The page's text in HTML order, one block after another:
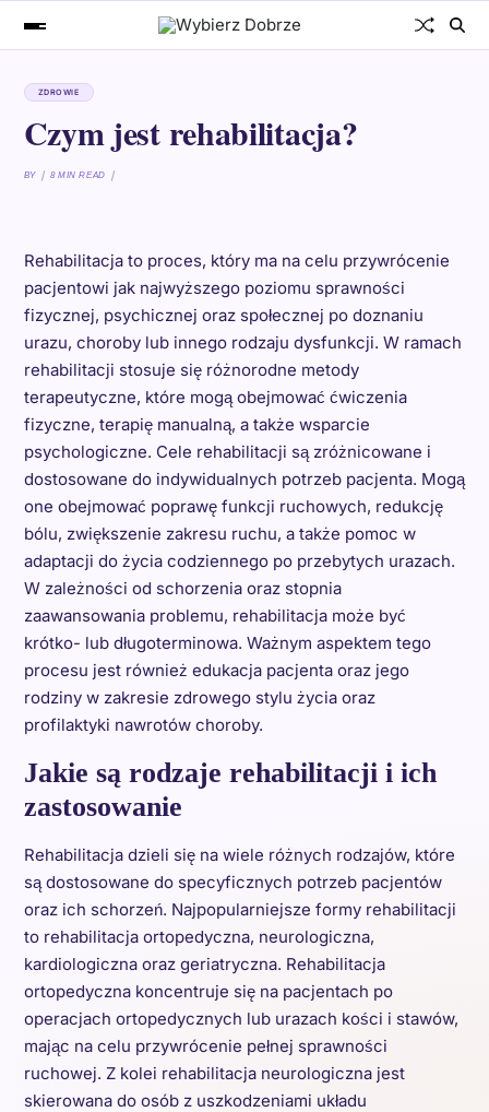
ZDROWIE
Czym jest rehabilitacja?
BY 8 MIN READ
Rehabilitacja to proces, który ma na celu przywrócenie
pacjentowi jak najwyższego poziomu sprawności
fizycznej, psychicznej oraz społecznej po doznaniu
urazu, choroby lub innego rodzaju dysfunkcji. W ramach
rehabilitacji stosuje się różnorodne metody
terapeutyczne, które mogą obejmować ćwiczenia
fizyczne, terapię manualną, a także wsparcie
psychologiczne. Cele rehabilitacji są zróżnicowane i
dostosowane do indywidualnych potrzeb pacjenta. Mogą
one obejmować poprawę funkcji ruchowych, redukcję
bólu, zwiększenie zakresu ruchu, a także pomoc w
adaptacji do życia codziennego po przebytych urazach.
W zależności od schorzenia oraz stopnia
zaawansowania problemu, rehabilitacja może być
krótko- lub długoterminowa. Ważnym aspektem tego
procesu jest również edukacja pacjenta oraz jego
rodziny w zakresie zdrowego stylu życia oraz
profilaktyki nawrotów choroby.
Jakie są rodzaje rehabilitacji i ich
zastosowanie
Rehabilitacja dzieli się na wiele różnych rodzajów, które
są dostosowane do specyficznych potrzeb pacjentów
oraz ich schorzeń. Najpopularniejsze formy rehabilitacji
to rehabilitacja ortopedyczna, neurologiczna,
kardiologiczna oraz geriatryczna. Rehabilitacja
ortopedyczna koncentruje się na pacjentach po
operacjach ortopedycznych lub urazach kości i stawów,
mając na celu przywrócenie pełnej sprawności
ruchowej. Z kolei rehabilitacja neurologiczna jest
skierowana do osób z uszkodzeniami układu